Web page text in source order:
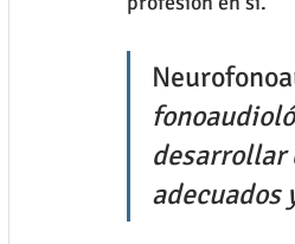
desarrollar
adecuados